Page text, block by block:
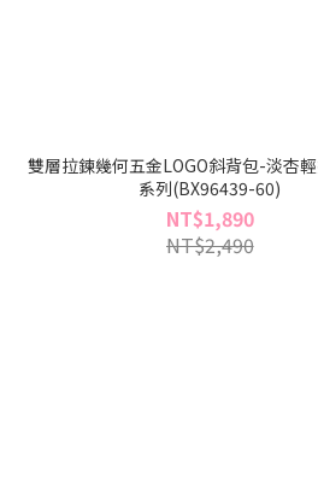
雙層拉鍊幾何五金LOGO斜背包-淡杏
系列(BX96439-60)
NT$1,890
NT$2,490